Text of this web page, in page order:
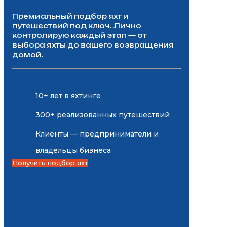
Премиальный подбор яхт и
путешествий под ключ. Лично
контролирую каждый этап — от
выбора яхты до вашего возвращения
домой.
10+ лет в яхтинге
300+ реализованных путешествий
Клиенты — предприниматели и
владельцы бизнеса
Получить подбор яхт